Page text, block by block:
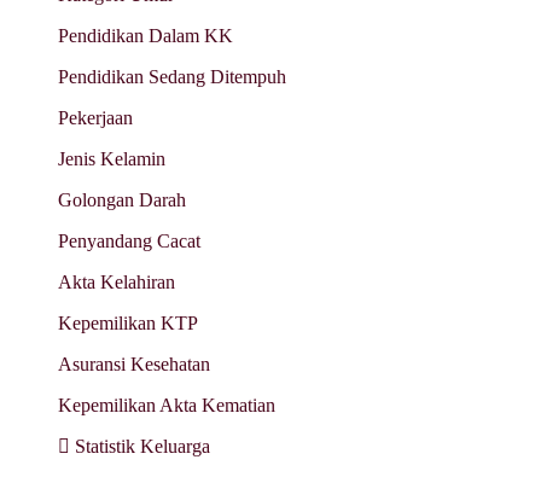
Pendidikan Dalam KK
Pendidikan Sedang Ditempuh
Pekerjaan
Jenis Kelamin
Golongan Darah
Penyandang Cacat
Akta Kelahiran
Kepemilikan KTP
Asuransi Kesehatan
Kepemilikan Akta Kematian
Statistik Keluarga